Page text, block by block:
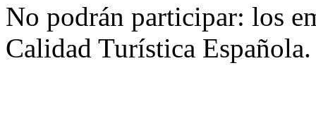
No podrán participar: los
Calidad Turística Española.